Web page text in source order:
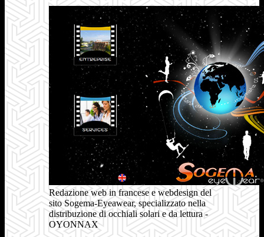
Redazione web in francese e webdesign del
sito Sogema-Eyeawear, specializzato nella
distribuzione di occhiali solari e da lettura -
OYONNAX